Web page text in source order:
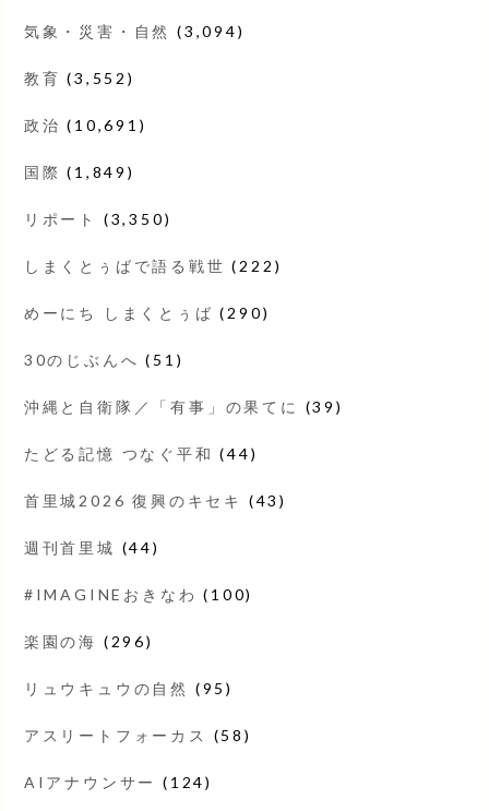
気象・災害・自然 (3,094)
教育 (3,552)
政治 (10,691)
国際 (1,849)
リポート (3,350)
しまくとぅばで語る戦世 (222)
めーにち しまくとぅば (290)
30のじぶんへ (51)
沖縄と自衛隊／「有事」の果てに (39)
たどる記憶 つなぐ平和 (44)
首里城2026 復興のキセキ (43)
週刊首里城 (44)
#IMAGINEおきなわ (100)
楽園の海 (296)
リュウキュウの自然 (95)
アスリートフォーカス (58)
AIアナウンサー (124)